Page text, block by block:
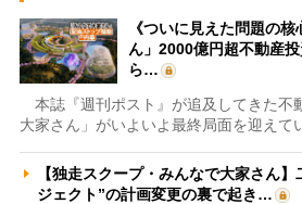
《ついに見えた問題の
ん」2000億円超不動産
ら…
本誌『週刊ポスト』が追及してきた不
大家さん」がいよいよ最終局面を迎えて
【独走スクープ・みんなで大家さん
ジェクト”の計画変更の裏で起き…